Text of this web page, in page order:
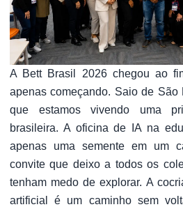
A Bett Brasil 2026 chegou ao
apenas começando. Saio de
que estamos vivendo uma
brasileira. A oficina de IA na
apenas uma semente em um
convite que deixo a todos os
tenham medo de explorar. A
artificial é um caminho sem